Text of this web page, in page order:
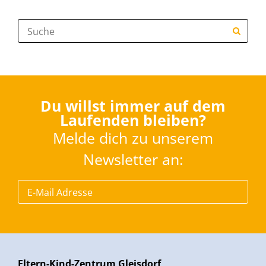
Suche:
Du willst immer auf dem
Laufenden bleiben?
Melde dich zu unserem
Newsletter an: